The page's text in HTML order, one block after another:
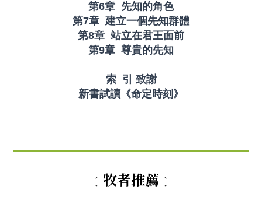
第6章 先知的角色
第7章 建立一個先知群體
第8章 站立在君王面前
第9章 尊貴的先知
索 引 致謝
新書試讀《命定時刻》
﹝牧者推薦﹞